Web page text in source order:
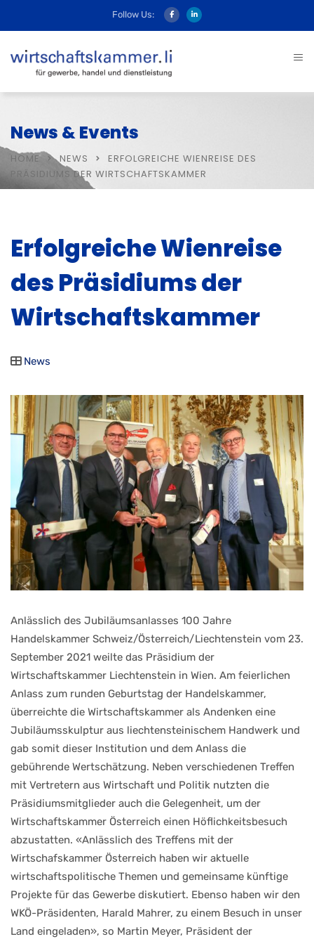
Follow Us:
News & Events
HOME NEWS
ERFOLGREICHE WIENREISE DES
PRÄSIDIUMS DER WIRTSCHAFTSKAMMER
Erfolgreiche Wienreise
des Präsidiums der
Wirtschaftskammer
News
Anlässlich des Jubiläumsanlasses 100 Jahre
Handelskammer Schweiz/Österreich/Liechtenstein vom 23.
September 2021 weilte das Präsidium der
Wirtschaftskammer Liechtenstein in Wien. Am feierlichen
Anlass zum runden Geburtstag der Handelskammer,
überreichte die Wirtschaftskammer als Andenken eine
Jubiläumsskulptur aus liechtensteinischem Handwerk und
gab somit dieser Institution und dem Anlass die
gebührende Wertschätzung. Neben verschiedenen Treffen
mit Vertretern aus Wirtschaft und Politik nutzten die
Präsidiumsmitglieder auch die Gelegenheit, um der
Wirtschaftskammer Österreich einen Höflichkeitsbesuch
abzustatten. «Anlässlich des Treffens mit der
Wirtschafskammer Österreich haben wir aktuelle
wirtschaftspolitische Themen und gemeinsame künftige
Projekte für das Gewerbe diskutiert. Ebenso haben wir den
WKÖ-Präsidenten, Harald Mahrer, zu einem Besuch in unser
Land eingeladen», so Martin Meyer, Präsident der